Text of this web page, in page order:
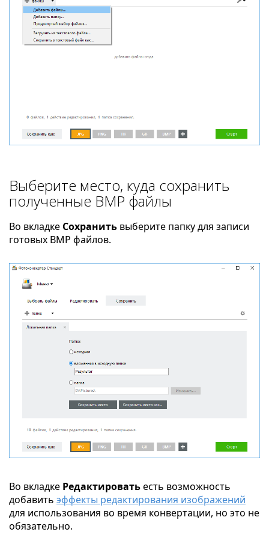
Выберите место, куда сохранить
полученные BMP файлы
Во вкладке Сохранить выберите папку для записи
готовых BMP файлов.
Во вкладке Редактироватьесть возможность
добавить эффекты редактирования изображений
для использования во время конвертации, но это не
обязательно.